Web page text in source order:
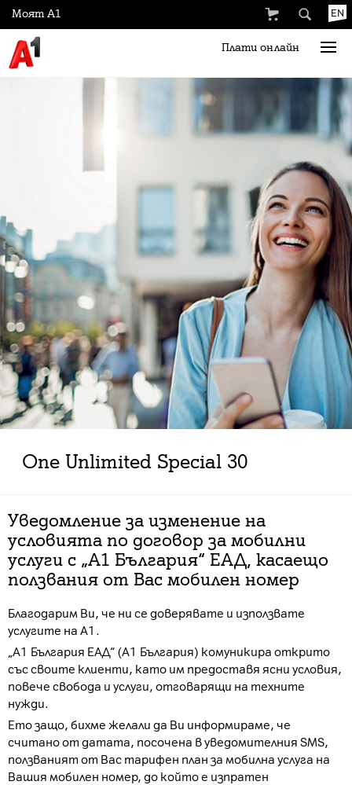
EN
Плати онлайн
Моят А1
Оne Unlimited Special 30
Уведомление за изменение на
условията по договор за мобилни
услуги с „А1 България“ ЕАД, касаещо
ползвания от Вас мобилен номер
Благодарим Ви, че ни се доверявате и използвате
услугите на А1.
„А1 България ЕАД“ (А1 България) комуникира открито
със своите клиенти, като им предоставя ясни условия,
повече свобода и услуги, отговарящи на техните
нужди.
Ето защо, бихме желали да Ви информираме, че
считано от датата, посочена в уведомителния SMS,
ползваният от Вас тарифен план за мобилна услуга на
Вашия мобилен номер, до който е изпратен